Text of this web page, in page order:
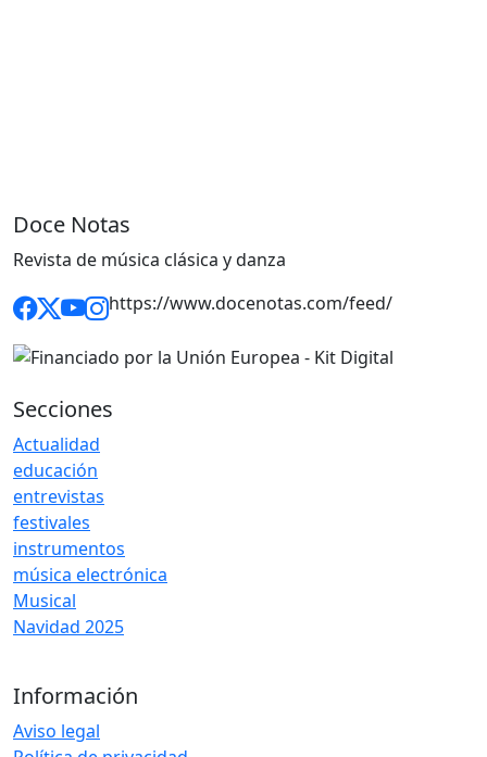
Doce Notas
Revista de música clásica y danza
https://www.docenotas.com/feed/
Secciones
Actualidad
educación
entrevistas
festivales
instrumentos
música electrónica
Musical
Navidad 2025
Información
Aviso legal